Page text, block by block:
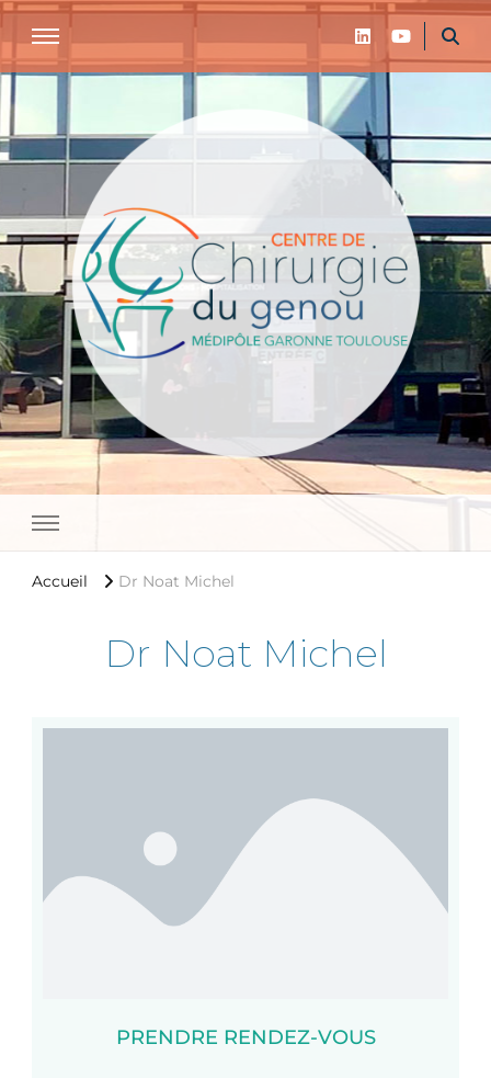
Centre de chirurgie du genou de
Accueil Dr Noat Michel
Dr Noat Michel
PRENDRE RENDEZ-VOUS